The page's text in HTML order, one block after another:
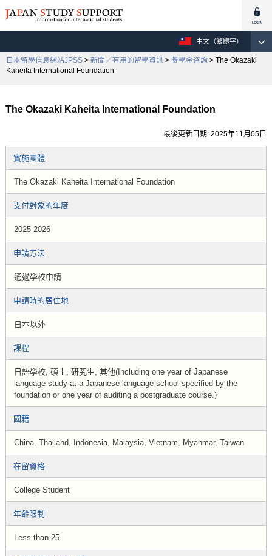
中文（繁體字）
日本留學信息網站JPSS > 新聞／有用的留學資訊 > 獎學金咨詢 > The Okazaki
Kaheita International Foundation
The Okazaki Kaheita International Foundation
最後更新日期: 2025年11月05日
實施團體
The Okazaki Kaheita International Foundation
支付對象的年度
2025-2026
申請方法
通過學校申請
申請時的居住地
日本以外
課程
日語學校, 碩士, 研究生, 其他(Including one year of Japanese
language study at a Japanese language school specified by the
foundation or one year of auditing a postgraduate course.)
國籍
China, Thailand, Indonesia, Malaysia, Vietnam, Myanmar, Taiwan
在留資格
College Student
年齡限制
Less than 25